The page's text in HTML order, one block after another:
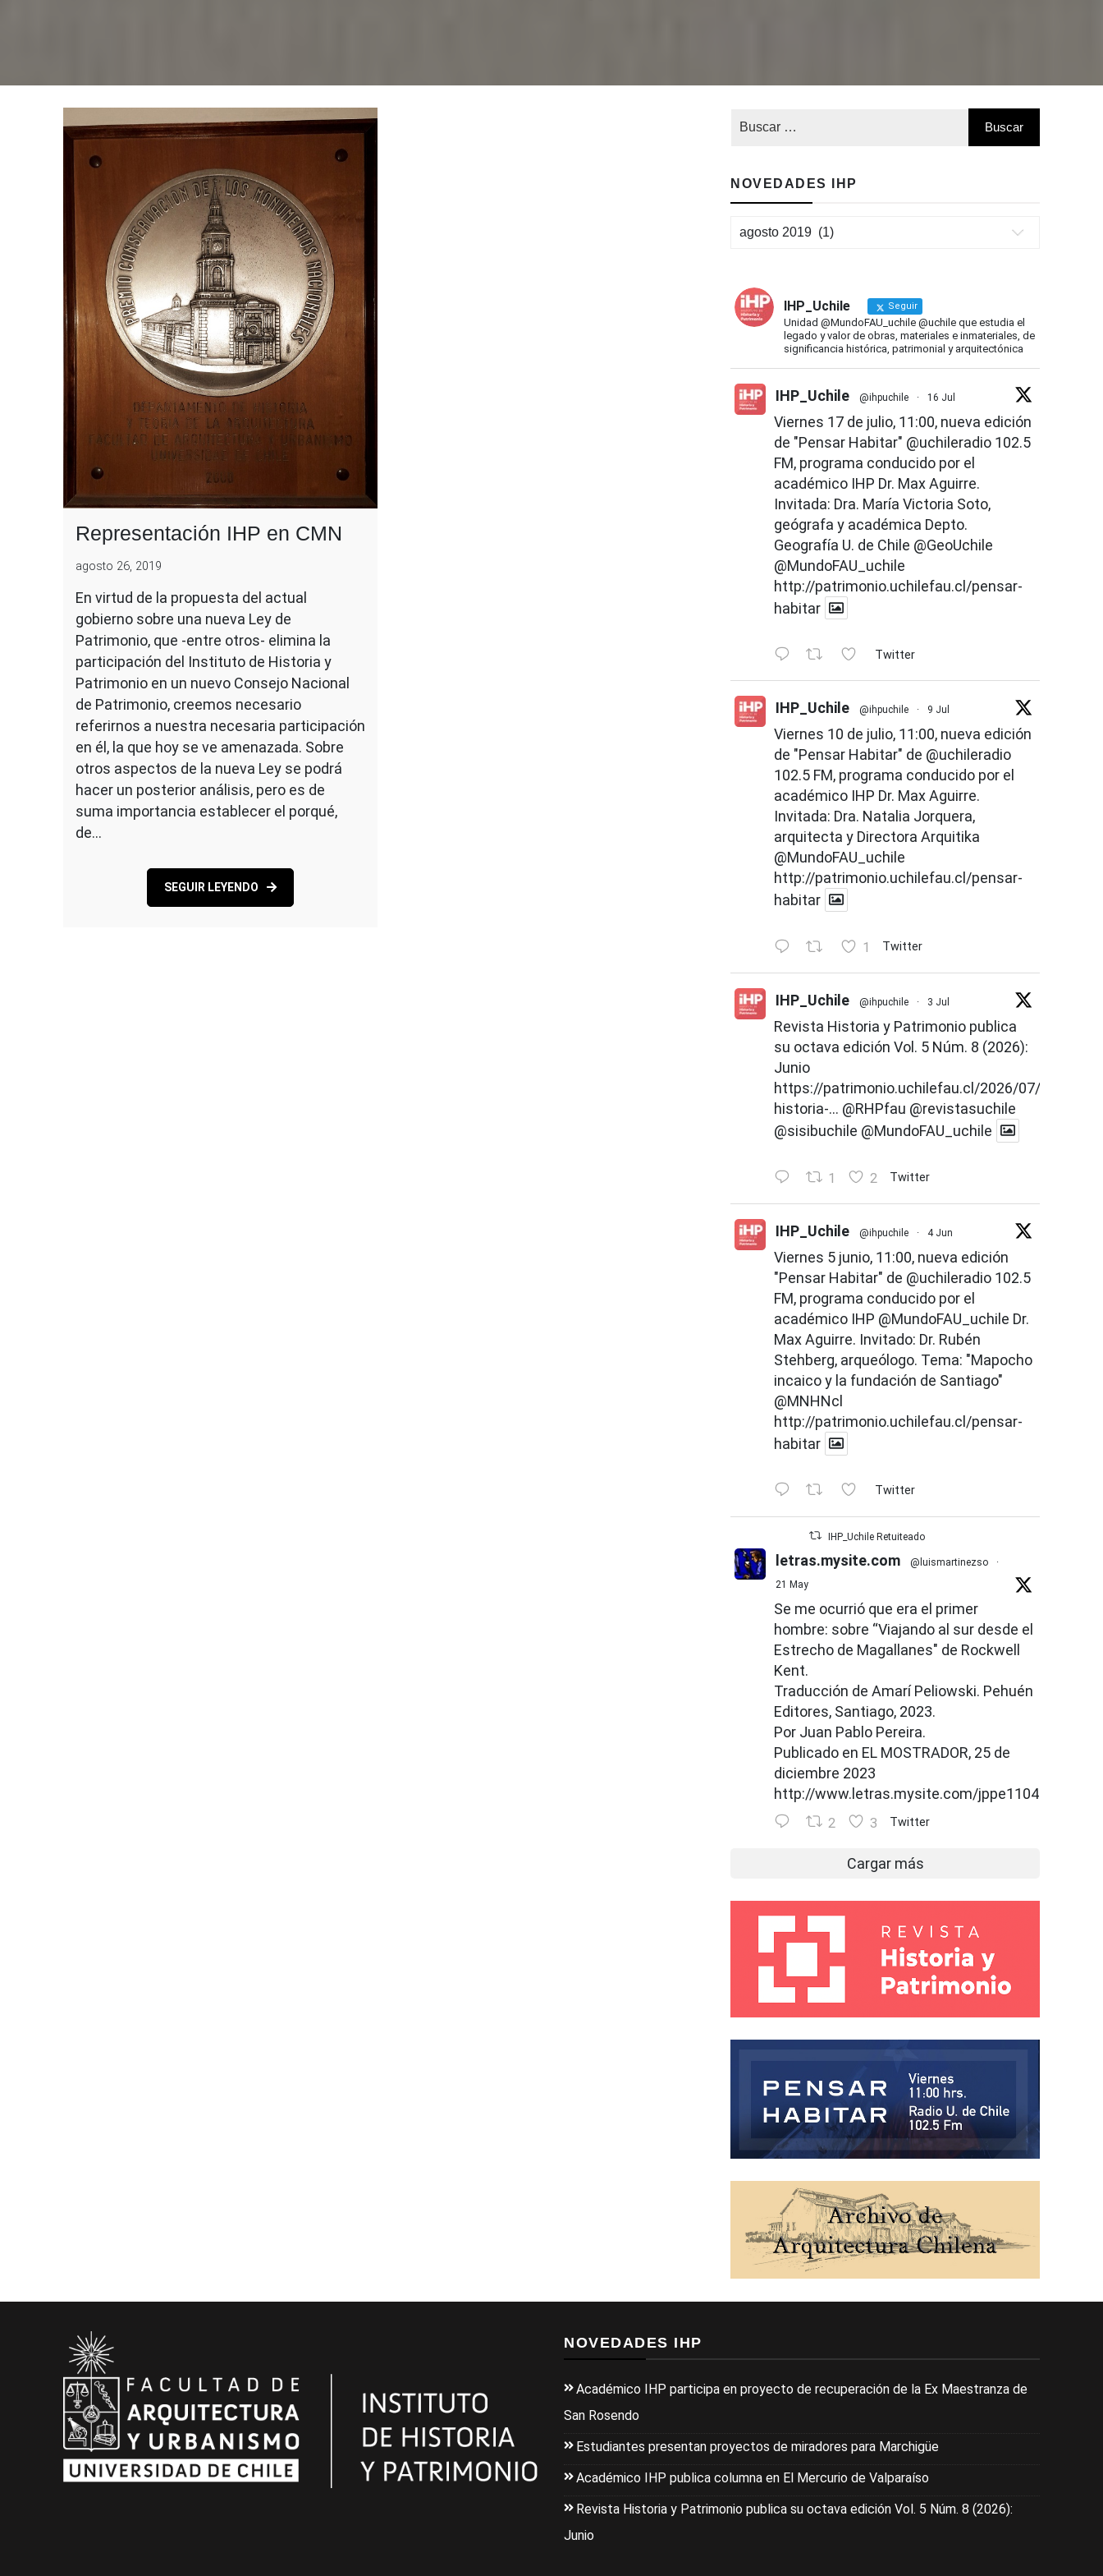
Representación IHP en CMN
agosto 26, 2019
En virtud de la propuesta del actual
gobierno sobre una nueva Ley de
Patrimonio, que -entre otros- elimina la
participación del Instituto de Historia y
Patrimonio en un nuevo Consejo Nacional
de Patrimonio, creemos necesario
referirnos a nuestra necesaria participación
en él, la que hoy se ve amenazada. Sobre
otros aspectos de la nueva Ley se podrá
hacer un posterior análisis, pero es de
suma importancia establecer el porqué,
de…
SEGUIR LEYENDO
NOVEDADES IHP
Novedades
IHP_Uchile Seguir
Unidad @MundoFAU_uchile @uchile que estudia el
legado y valor de obras, materiales e inmateriales, de
significancia histórica, patrimonial y arquitectónica
IHP_Uchile @ihpuchile · 16 Jul
Viernes 17 de julio, 11:00, nueva edición
de "Pensar Habitar" @uchileradio 102.5
FM, programa conducido por el
académico IHP Dr. Max Aguirre.
Invitada: Dra. María Victoria Soto,
geógrafa y académica Depto.
Geografía U. de Chile @GeoUchile
@MundoFAU_uchile
http://patrimonio.uchilefau.cl/pensar-
habitar
Twitter
IHP_Uchile @ihpuchile · 9 Jul
Viernes 10 de julio, 11:00, nueva edición
de "Pensar Habitar" de @uchileradio
102.5 FM, programa conducido por el
académico IHP Dr. Max Aguirre.
Invitada: Dra. Natalia Jorquera,
arquitecta y Directora Arquitika
@MundoFAU_uchile
http://patrimonio.uchilefau.cl/pensar-
habitar
1 Twitter
IHP_Uchile @ihpuchile · 3 Jul
Revista Historia y Patrimonio publica
su octava edición Vol. 5 Núm. 8 (2026):
Junio
https://patrimonio.uchilefau.cl/2026/07/02/
historia-... @RHPfau @revistasuchile
@sisibuchile @MundoFAU_uchile
1 2 Twitter
IHP_Uchile @ihpuchile · 4 Jun
Viernes 5 junio, 11:00, nueva edición
"Pensar Habitar" de @uchileradio 102.5
FM, programa conducido por el
académico IHP @MundoFAU_uchile Dr.
Max Aguirre. Invitado: Dr. Rubén
Stehberg, arqueólogo. Tema: "Mapocho
incaico y la fundación de Santiago"
@MNHNcl
http://patrimonio.uchilefau.cl/pensar-
habitar
Twitter
IHP_Uchile Retuiteado
letras.mysite.com @luismartinezso
·
21 May
Se me ocurrió que era el primer
hombre: sobre “Viajando al sur desde el
Estrecho de Magallanes" de Rockwell
Kent.
Traducción de Amarí Peliowski. Pehuén
Editores, Santiago, 2023.
Por Juan Pablo Pereira.
Publicado en EL MOSTRADOR, 25 de
diciembre 2023
http://www.letras.mysite.com/jppe110426.html
2 3 Twitter
Cargar más
NOVEDADES IHP
Académico IHP participa en proyecto de recuperación de la Ex Maestranza de
San Rosendo
Estudiantes presentan proyectos de miradores para Marchigüe
Académico IHP publica columna en El Mercurio de Valparaíso
Revista Historia y Patrimonio publica su octava edición Vol. 5 Núm. 8 (2026):
Junio